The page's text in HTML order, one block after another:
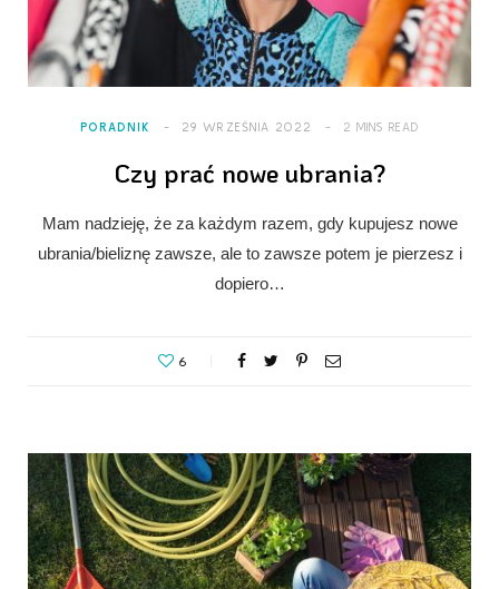
PORADNIK 29 WRZEŚNIA 2022 2 MINS READ
Czy prać nowe ubrania?
Mam nadzieję, że za każdym razem, gdy kupujesz nowe
ubrania/bieliznę zawsze, ale to zawsze potem je pierzesz i
dopiero…
6